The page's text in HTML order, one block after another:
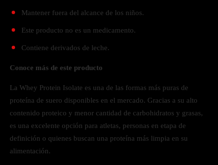
Mantener fuera del alcance de los niños.
Este producto no es un medicamento.
Contiene derivados de leche.
Conoce más de este producto
La Whey Protein Isolate es una de las formas más puras de
proteína de suero disponibles en el mercado. Gracias a su alto
contenido proteico y menor cantidad de carbohidratos y grasas,
es una excelente opción para atletas, personas en etapa de
definición o quienes buscan una proteína más limpia en su
alimentación.